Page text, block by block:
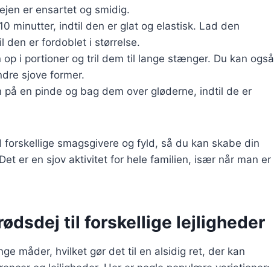
er ensartet og smidig.
minutter, indtil den er glat og elastisk. Lad den
den er fordoblet i størrelse.
op i portioner og tril dem til lange stænger. Du kan også
sjove former.
en pinde og bag dem over gløderne, indtil de er
smagsgivere og fyld, så du kan skabe din
er en sjov aktivitet for hele familien, især når man er
til forskellige lejligheder
måder, hvilket gør det til en alsidig ret, der kan